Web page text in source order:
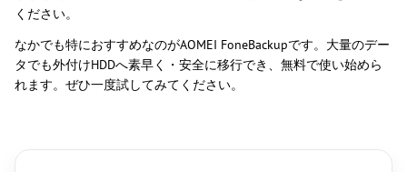
ください。
なかでも特におすすめなのがAOMEI FoneBackupです。大量のデー
タでも外付けHDDへ素早く・安全に移行でき、無料で使い始めら
れます。ぜひ一度試してみてください。